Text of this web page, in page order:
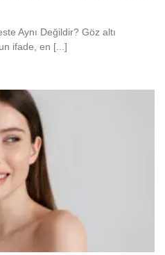
Aynı Değildir? Göz altı
ifade, en [...]